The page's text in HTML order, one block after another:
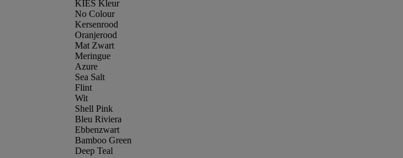
KIES Kleur
No Colour
Kersenrood
Oranjerood
Mat Zwart
Meringue
Azure
Sea Salt
Flint
Wit
Shell Pink
Bleu Riviera
Ebbenzwart
Bamboo Green
Deep Teal